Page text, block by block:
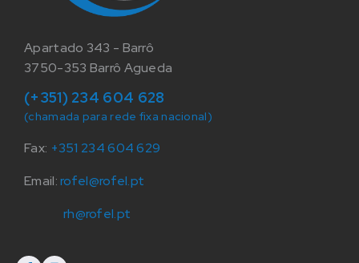
Apartado 343 - Barrô
3750-353 Barrô Agueda
(+351) 234 604 628
(chamada para rede fixa nacional)
Fax: +351 234 604 629
Email:rofel@rofel.pt
rh@rofel.pt